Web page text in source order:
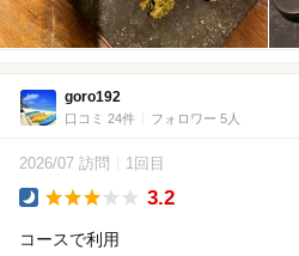
goro192
口コミ 24件 フォロワー 5人
2026/07 訪問 1回目
3.2
コースで利用